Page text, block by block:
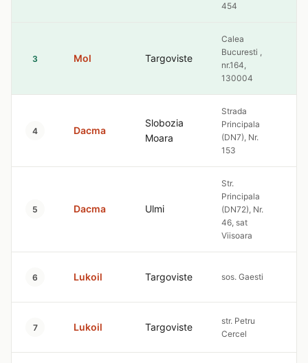
454
3 Mol Targoviste
Calea
Bucuresti ,
nr.164,
130004
4 Dacma
Slobozia
Moara
Strada
Principala
(DN7), Nr.
153
5 Dacma Ulmi
Str.
Principala
(DN72), Nr.
46, sat
Viisoara
6 Lukoil Targoviste sos. Gaesti
7 Lukoil Targoviste
str. Petru
Cercel